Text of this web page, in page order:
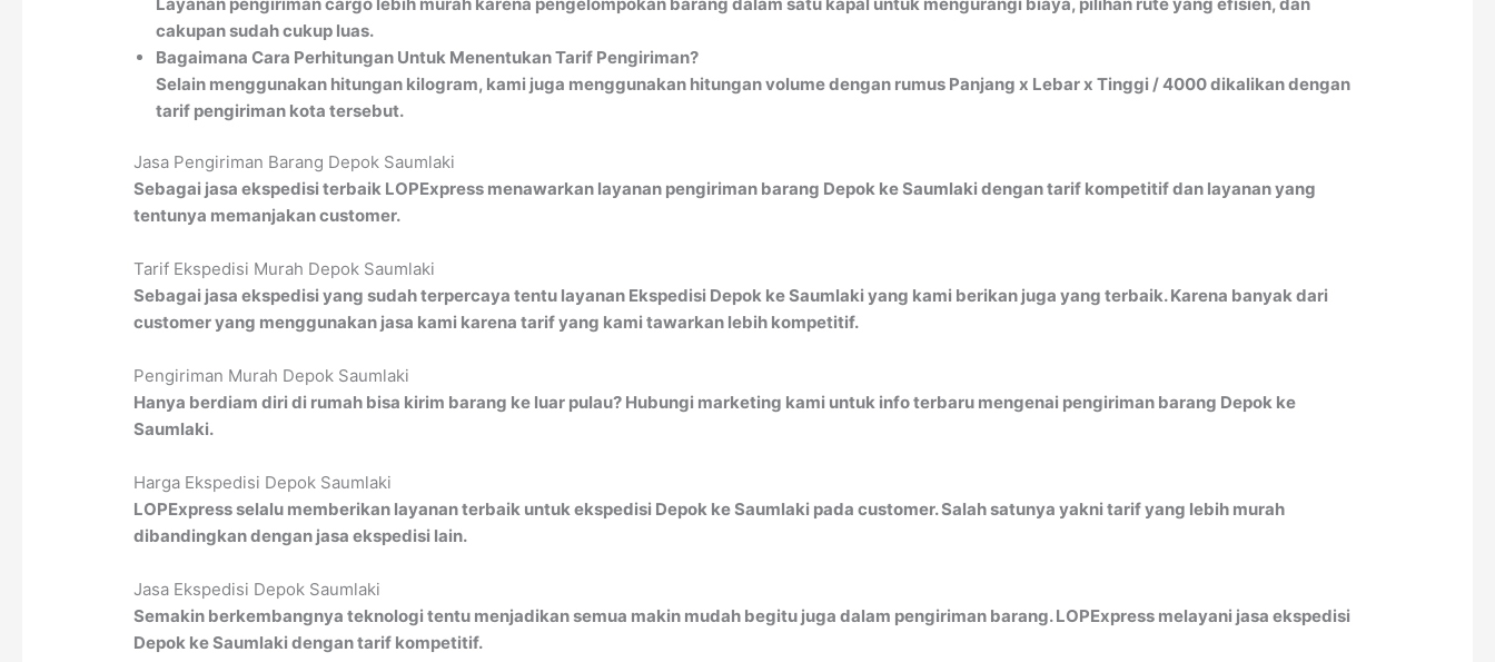
cakupan sudah cukup luas.
Bagaimana Cara Perhitungan Untuk Menentukan Tarif Pengiriman?
Selain menggunakan hitungan kilogram, kami juga menggunakan hitungan volume dengan rumus Panjang x Lebar x Tinggi / 4000 dikalikan dengan
tarif pengiriman kota tersebut.
Jasa Pengiriman Barang Depok Saumlaki
Sebagai jasa ekspedisi terbaik LOPExpress menawarkan layanan pengiriman barang Depok ke Saumlaki dengan tarif kompetitif dan layanan yang
tentunya memanjakan customer.
Tarif Ekspedisi Murah Depok Saumlaki
Sebagai jasa ekspedisi yang sudah terpercaya tentu layanan Ekspedisi Depok ke Saumlaki yang kami berikan juga yang terbaik. Karena banyak dari
customer yang menggunakan jasa kami karena tarif yang kami tawarkan lebih kompetitif.
Pengiriman Murah Depok Saumlaki
Hanya berdiam diri di rumah bisa kirim barang ke luar pulau? Hubungi marketing kami untuk info terbaru mengenai pengiriman barang Depok ke
Saumlaki.
Harga Ekspedisi Depok Saumlaki
LOPExpress selalu memberikan layanan terbaik untuk ekspedisi Depok ke Saumlaki pada customer. Salah satunya yakni tarif yang lebih murah
dibandingkan dengan jasa ekspedisi lain.
Jasa Ekspedisi Depok Saumlaki
Semakin berkembangnya teknologi tentu menjadikan semua makin mudah begitu juga dalam pengiriman barang. LOPExpress melayani jasa ekspedisi
Depok ke Saumlaki dengan tarif kompetitif.